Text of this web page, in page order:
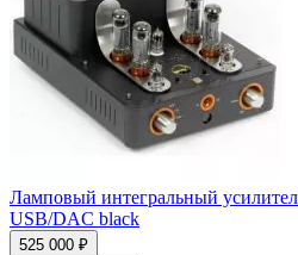
Ламповый интегральный
USB/DAC black
525 000 ₽